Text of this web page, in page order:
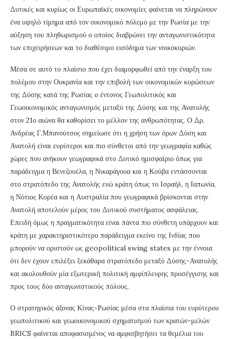
Δυτικές και κυρίως οι Ευρωπαϊκές οικονομίες φαίνεται να πληρώνουν
ένα υψηλό τίμημα από τον οικονομικό πόλεμο με την Ρωσία με την
αύξηση του πληθωρισμού ο οποίος διαβρώνει την ανταγωνιστικότητα
των επιχειρήσεων και το διαθέσιμο εισόδημα των νοικοκυριών.
Μέσα σε αυτό το πλαίσιο που έχει διαμορφωθεί από την έναρξη του
πολέμου στην Ουκρανία και την επιβολή των οικονομικών κυρώσεων
της Δύσης κατά της Ρωσίας ο έντονος Γεωπολιτικός και
Γεωοικονομικός ανταγωνισμός μεταξύ της Δύσης και της Ανατολής
στον 21ο αιώνα θα καθορίσει το μέλλον της ανθρωπότητας. Ο Δρ.
Ανδρέας Γ.Μπανούτσος σημείωσε ότι η χρήση των όρων Δύση και
Ανατολή είναι ευρύτεροι και πιο σύνθετοι από την γεωγραφία καθώς
χώρες που ανήκουν γεωγραφικά στο Δυτικό ημισφαίριο όπως για
παράδειγμα η Βενεζουέλα, η Νικαράγουα και η Κούβα εντάσσονται
στο στρατόπεδο της Ανατολής ενώ κράτη όπως το Ισραήλ, η Ιαπωνία,
η Νότιος Κορέα και η Αυστραλία που γεωγραφικά βρίσκονται στην
Ανατολή αποτελούν μέρος του Δυτικού συστήματος ασφάλειας.
Επειδή όμως η πραγματικότητα είναι πάντα πιο σύνθετη υπάρχουν και
κράτη με χαρακτηριστικότερο παράδειγμα εκείνο της Ινδίας που
μπορούν να οριστούν ως geopolitical swing states με την έννοια
ότι δεν έχουν επιλέξει ξεκάθαρα στρατόπεδο μεταξύ Δύσης-Ανατολής
και ακολουθούν μία εξωτερική πολιτική αμφίπλευρης προσέγγισης και
προς τους δύο ανταγωνιστικούς πόλους.
Ο στρατηγικός άξονας Κίνας-Ρωσίας μέσα στα πλαίσια του ευρύτερου
γεωπολιτικού και γεωοικονομικού σχηματισμού των κρατών-μελών
BRICS φαίνεται αποφασισμένος να αμφισβητήσει τα θεμέλια του